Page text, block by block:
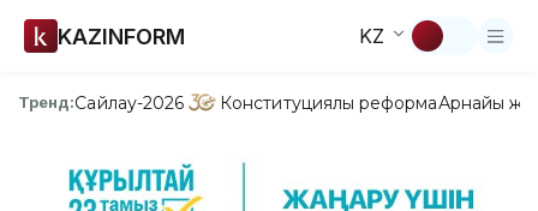
KAZINFORM KZ
Тренд:Сайлау-2026 Конституциялық реформаАрнайы